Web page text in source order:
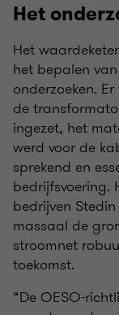
Het
Het
het bepalen
onderzoeken.
de
ingezet, het
werd voor de
sprekend en
bedrijfsvoering.
bedrijven
massaal de
stroomnet
toekomst.
“De OESO-